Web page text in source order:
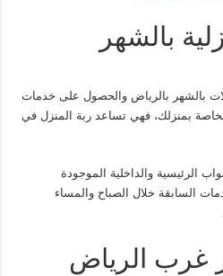
بالشهر
بالشهر بالرياض والحصول على خدمات
بمنزلك، فهي تساعد ربة المنزل في
الرئيسية والداخلية الموجودة
السابقة خلال الصباح والمساء
غرب الرياض